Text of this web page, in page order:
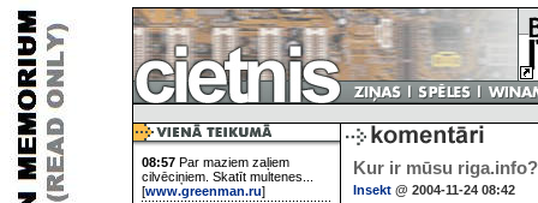
08:57 Par maziem zaļiem
cilvēciņiem. Skatīt multenes...
[www.greenman.ru]
Kur ir mūsu riga.info?
Insekt @ 2004-11-24 08:42